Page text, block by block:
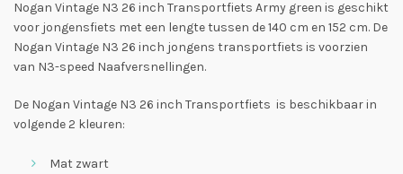
Nogan Vintage N3 26 inch Transportfiets Army green is geschikt
voor jongensfiets met een lengte tussen de 140 cm en 152 cm. De
Nogan Vintage N3 26 inch jongens transportfiets is voorzien
van N3-speed Naafversnellingen.
De Nogan Vintage N3 26 inch Transportfiets is beschikbaar in
volgende 2 kleuren:
Mat zwart